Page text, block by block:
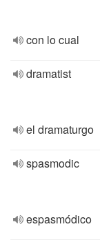
con lo cual
dramatist
el dramaturgo
spasmodic
espasmódico